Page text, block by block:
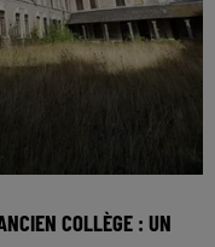
COLLÈGE : UN